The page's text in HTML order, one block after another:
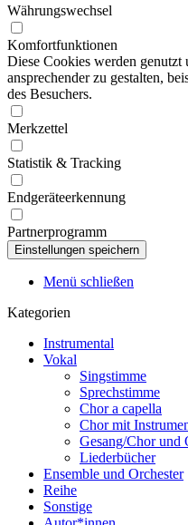
Währungswechsel
Komfortfunktionen
Diese Cookies werden genutzt
ansprechender zu gestalten,
des Besuchers.
Merkzettel
Statistik & Tracking
Endgeräteerkennung
Partnerprogramm
Menü schließen
Kategorien
Instrumental
Vokal
Singstimme
Sprechstimme
Chor a capella
Chor mit
Gesang/Chor und
Liederbücher
Ensemble und Orchester
Reihe
Sonstige